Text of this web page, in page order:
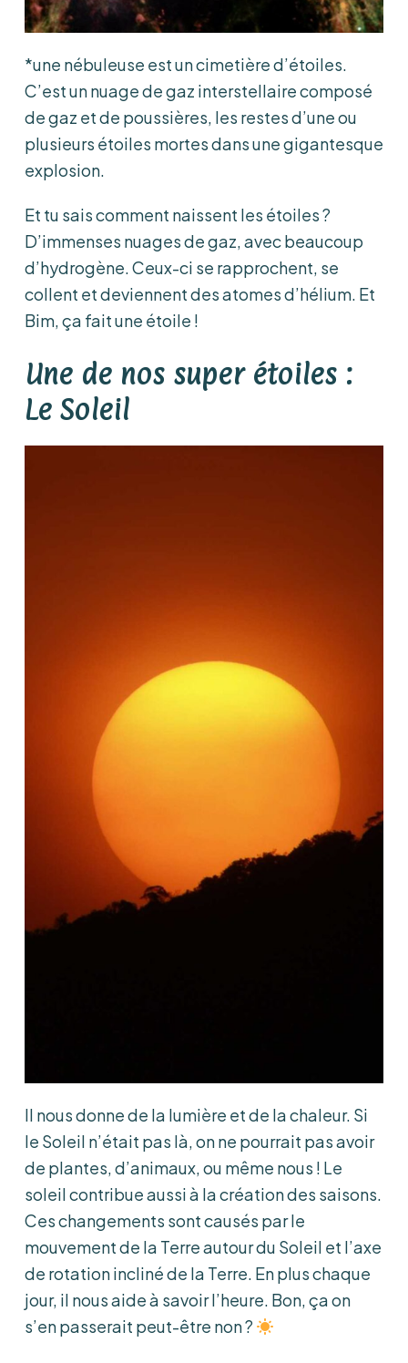
*une nébuleuse est un cimetière d’étoiles.
C’est un nuage de gaz interstellaire composé
de gaz et de poussières, les restes d’une ou
plusieurs étoiles mortes dans une gigantesque
explosion.
Et tu sais comment naissent les étoiles ?
D’immenses nuages de gaz, avec beaucoup
d’hydrogène. Ceux-ci se rapprochent, se
collent et deviennent des atomes d’hélium. Et
Bim, ça fait une étoile !
Une de nos super étoiles :
Le Soleil
Il nous donne de la lumière et de la chaleur. Si
le Soleil n’était pas là, on ne pourrait pas avoir
de plantes, d’animaux, ou même nous ! Le
soleil contribue aussi à la création des saisons.
Ces changements sont causés par le
mouvement de la Terre autour du Soleil et l’axe
de rotation incliné de la Terre. En plus chaque
jour, il nous aide à savoir l’heure. Bon, ça on
s’en passerait peut-être non ?